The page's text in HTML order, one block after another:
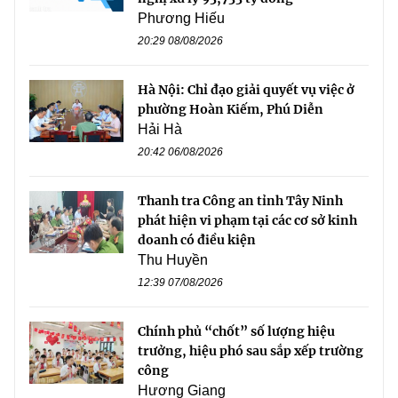
Phương Hiếu
20:29 08/08/2026
Hà Nội: Chỉ đạo giải quyết vụ việc ở
phường Hoàn Kiếm, Phú Diễn
Hải Hà
20:42 06/08/2026
Thanh tra Công an tỉnh Tây Ninh
phát hiện vi phạm tại các cơ sở kinh
doanh có điều kiện
Thu Huyền
12:39 07/08/2026
Chính phủ “chốt” số lượng hiệu
trưởng, hiệu phó sau sắp xếp trường
công
Hương Giang